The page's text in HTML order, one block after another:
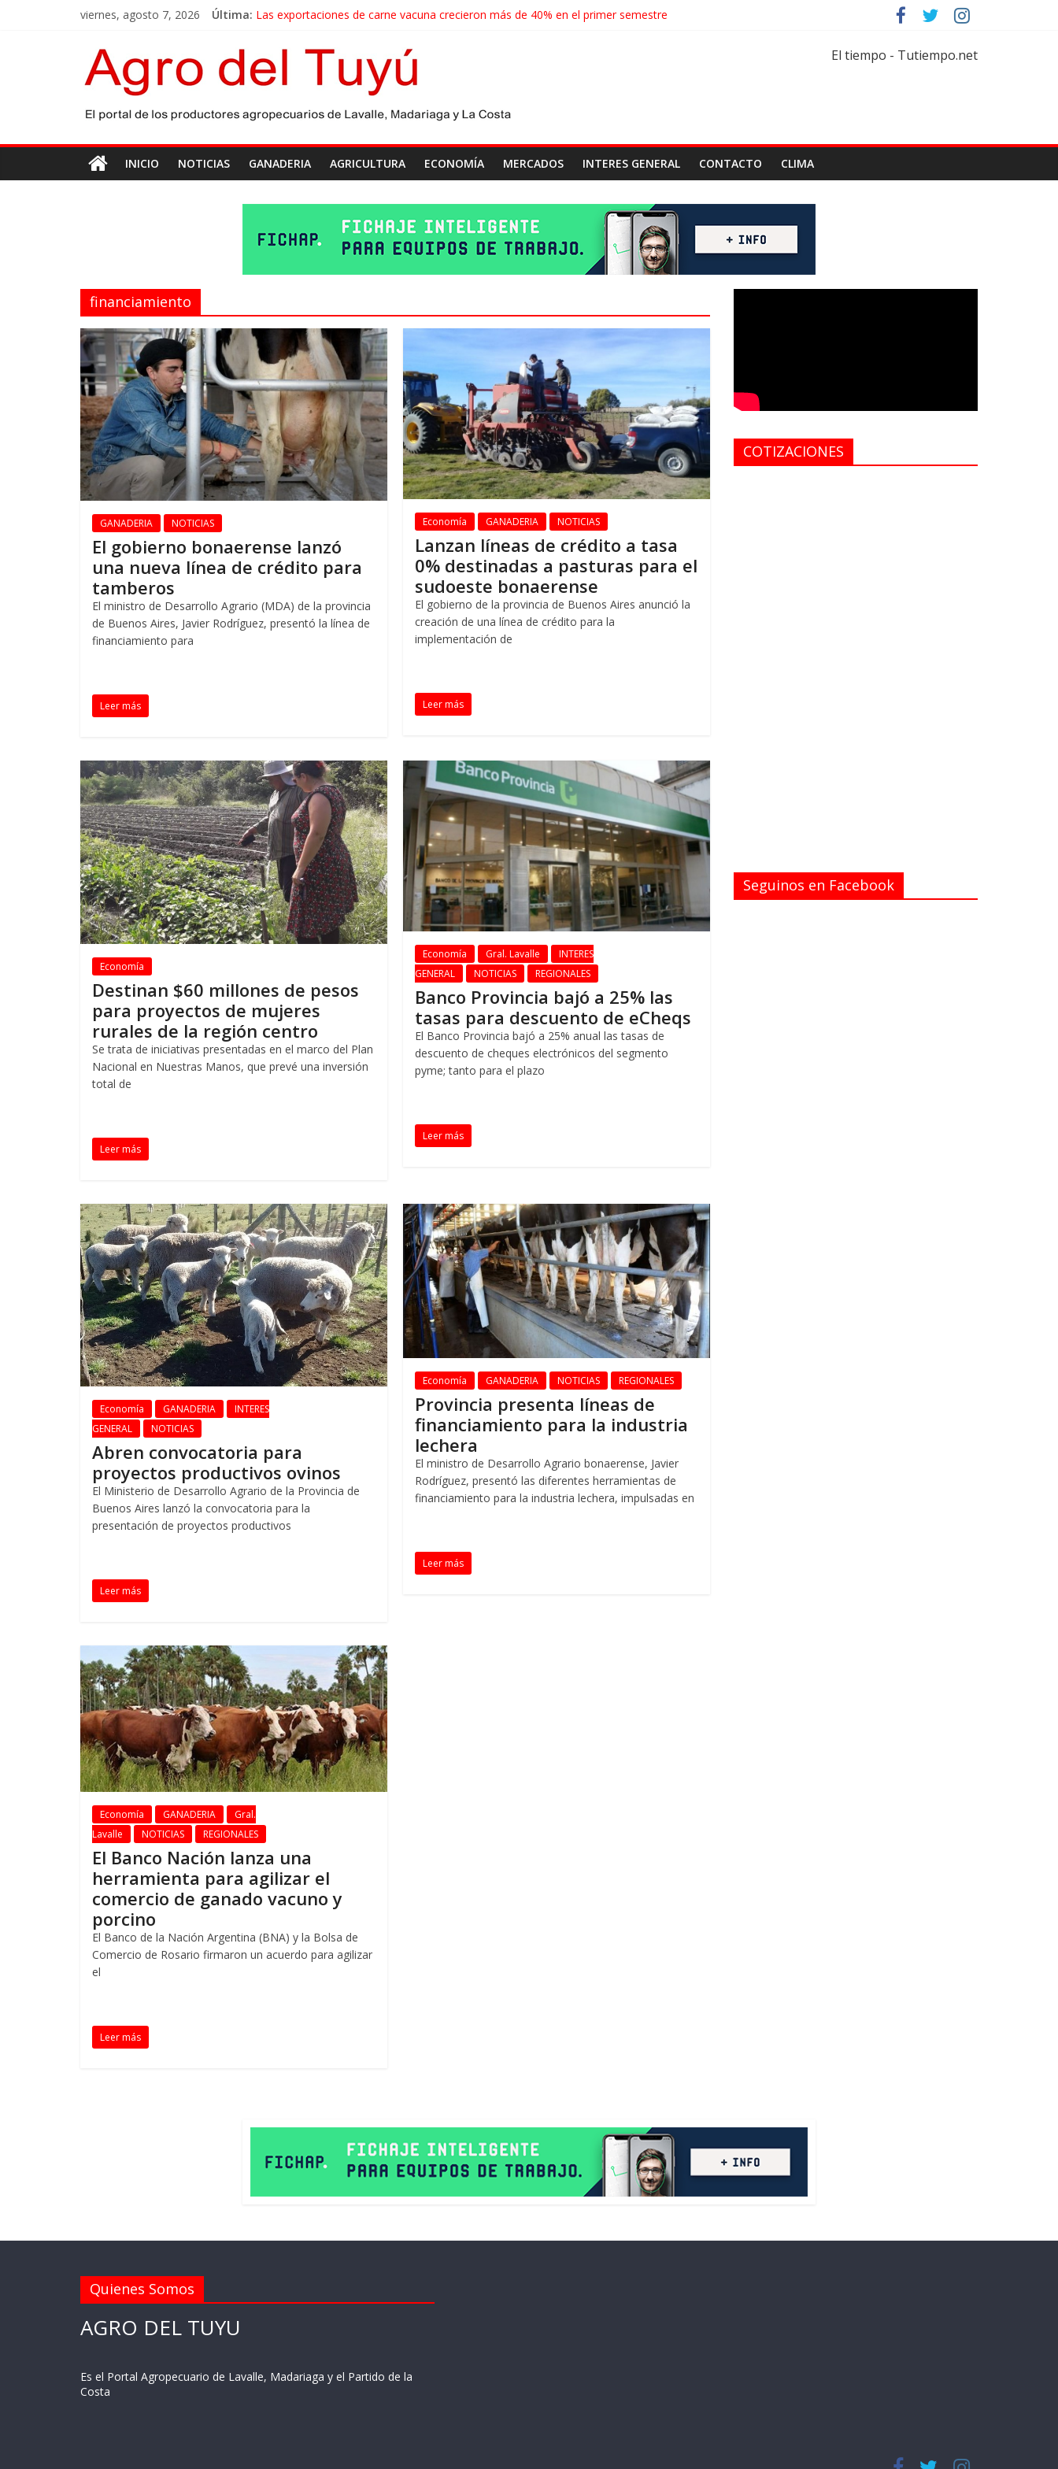
viernes, agosto 7, 2026 Última: Las exportaciones de carne vacuna crecieron más de 40% en el primer semestre
El gobierno bonaerense realizará un censo para actualizar el mapa de la producción hortiflorícola
Las exportaciones agroindustriales anotaron un récord histórico en el primer semestre
Maíz: estiman una cosecha récord de 71,5 millones de toneladas
El tiempo - Tutiempo.net
INICIO NOTICIAS GANADERIA AGRICULTURA ECONOMÍA MERCADOS INTERES GENERAL CONTACTO CLIMA
financiamiento
GANADERIA NOTICIAS
El gobierno bonaerense lanzó
una nueva línea de crédito para
tamberos
El ministro de Desarrollo Agrario (MDA) de la provincia
de Buenos Aires, Javier Rodríguez, presentó la línea de
financiamiento para
Leer más
Economía GANADERIA NOTICIAS
Lanzan líneas de crédito a tasa
0% destinadas a pasturas para el
sudoeste bonaerense
El gobierno de la provincia de Buenos Aires anunció la
creación de una línea de crédito para la
implementación de
Leer más
Economía
Destinan $60 millones de pesos
para proyectos de mujeres
rurales de la región centro
Se trata de iniciativas presentadas en el marco del Plan
Nacional en Nuestras Manos, que prevé una inversión
total de
Leer más
Economía Gral. Lavalle
INTERES
GENERAL
NOTICIAS REGIONALES
Banco Provincia bajó a 25% las
tasas para descuento de eCheqs
El Banco Provincia bajó a 25% anual las tasas de
descuento de cheques electrónicos del segmento
pyme; tanto para el plazo
Leer más
Economía GANADERIA
INTERES
GENERAL
NOTICIAS
Abren convocatoria para
proyectos productivos ovinos
El Ministerio de Desarrollo Agrario de la Provincia de
Buenos Aires lanzó la convocatoria para la
presentación de proyectos productivos
Leer más
Economía GANADERIA NOTICIAS REGIONALES
Provincia presenta líneas de
financiamiento para la industria
lechera
El ministro de Desarrollo Agrario bonaerense, Javier
Rodríguez, presentó las diferentes herramientas de
financiamiento para la industria lechera, impulsadas en
Leer más
Economía GANADERIA
Gral.
Lavalle
NOTICIAS REGIONALES
El Banco Nación lanza una
herramienta para agilizar el
comercio de ganado vacuno y
porcino
El Banco de la Nación Argentina (BNA) y la Bolsa de
Comercio de Rosario firmaron un acuerdo para agilizar
el
Leer más
COTIZACIONES
Seguinos en Facebook
Quienes Somos
AGRO DEL TUYU
Es el Portal Agropecuario de Lavalle, Madariaga y el Partido de la
Costa